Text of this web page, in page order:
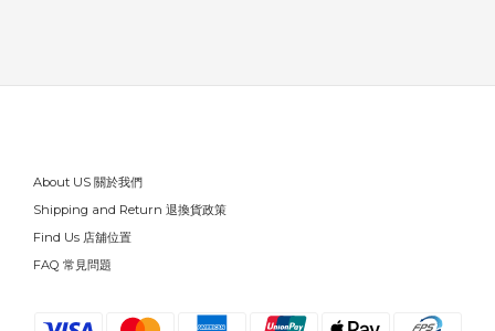
About US 關於我們
Shipping and Return 退換貨政策
Find Us 店舖位置
FAQ 常見問題